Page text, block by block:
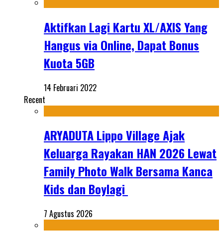
Aktifkan Lagi Kartu XL/AXIS Yang
Hangus via Online, Dapat Bonus
Kuota 5GB
14 Februari 2022
Recent
ARYADUTA Lippo Village Ajak
Keluarga Rayakan HAN 2026 Lewat
Family Photo Walk Bersama Kanca
Kids dan Boylagi
7 Agustus 2026